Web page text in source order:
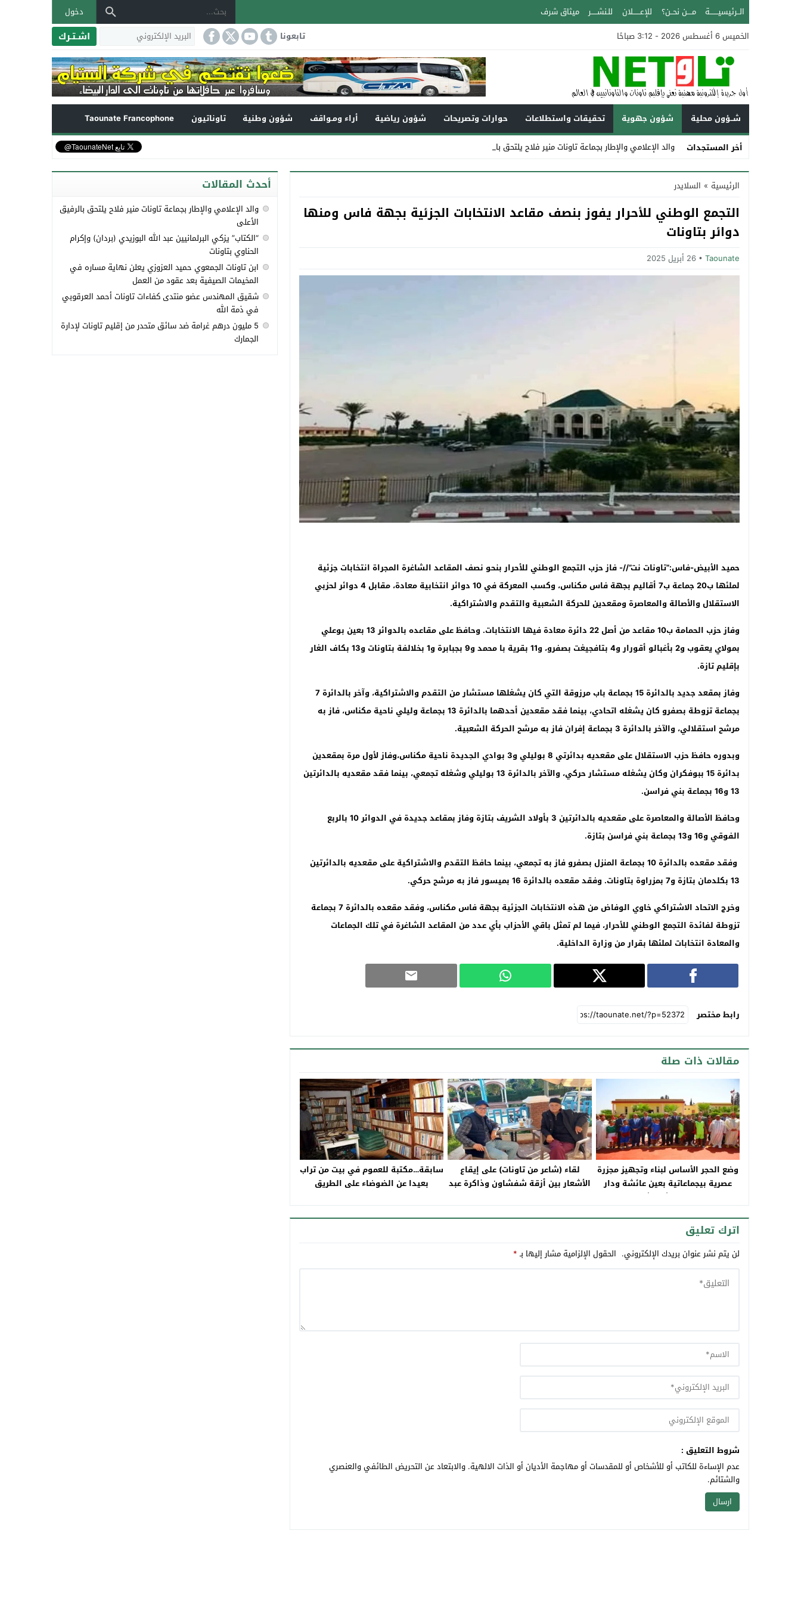
الــرئيسيـــــــة مــــن نحــن؟ للإعــــــلان للـنشـــــر ميثاق شرف
دخول
الخميس 6 أغسطس 2026 - 3:12 صباحًا
تابعونا اشـتـرك
شــؤون محلية شؤون جهوية تحقيقات واستطلاعات حوارات وتصريحات شؤون رياضية أراء ومـواقف شؤون وطنية تاوناتيون
Taounate Francophone
أخر المستجدات
والد الإعلامي والإطار بجماعة تاونات منير فلاح يلتحق بالرفيق الأ _
Stop
Previous
Next
الرئيسية » السلايدر
التجمع الوطني للأحرار يفوز بنصف مقاعد الانتخابات الجزئية بجهة فاس ومنها
دوائر بتاونات
Taounate 26 أبريل 2025
حميد الأبيض-فاس:”تاونات نت”//-فاز حزب التجمع الوطني للأحرار بنحو نصف المقاعد الشاغرة المجراة انتخابات جزئية
لملئها ب20 جماعة ب7 أقاليم بجهة فاس مكناس، وكسب المعركة في 10 دوائر انتخابية معادة، مقابل 4 دوائر لحزبي
الاستقلال والأصالة والمعاصرة ومقعدين للحركة الشعبية والتقدم والاشتراكية.
وفاز حزب الحمامة ب10 مقاعد من أصل 22 دائرة معادة فيها الانتخابات. وحافظ على مقاعده بالدوائر 13 بعين بوعلي
بمولاي يعقوب و2 بأغبالو أقورار و4 بتافجيغت بصفرو، و11 بقرية با محمد و9 بجبابرة و1 بخلالفة بتاونات و13 بكاف الغار
بإقليم تازة.
وفاز بمقعد جديد بالدائرة 15 بجماعة باب مرزوقة التي كان يشغلها مستشار من التقدم والاشتراكية، وآخر بالدائرة 7
بجماعة تزوطة بصفرو كان يشغله اتحادي، بينما فقد مقعدين أحدهما بالدائرة 13 بجماعة وليلي ناحية مكناس، فاز به
مرشح استقلالي، والآخر بالدائرة 3 بجماعة إفران فاز به مرشح الحركة الشعبية.
وبدوره حافظ حزب الاستقلال على مقعديه بدائرتي 8 بوليلي و3 بوادي الجديدة ناحية مكناس،وفاز لأول مرة بمقعدين
بدائرة 15 ببوفكران وكان يشغله مستشار حركي، والآخر بالدائرة 13 بوليلي وشغله تجمعي، بينما فقد مقعديه بالدائرتين
13 و16 بجماعة بني فراسن.
وحافظ الأصالة والمعاصرة على مقعديه بالدائرتين 3 بأولاد الشريف بتازة وفاز بمقاعد جديدة في الدوائر 10 بالربع
الفوقي و16 و13 بجماعة بني فراسن بتازة.
وفقد مقعده بالدائرة 10 بجماعة المنزل بصفرو فاز به تجمعي، بينما حافظ التقدم والاشتراكية على مقعديه بالدائرتين
13 بكلدمان بتازة و7 بمزراوة بتاونات. وفقد مقعده بالدائرة 16 بميسور فاز به مرشح حركي.
وخرج الاتحاد الاشتراكي خاوي الوفاض من هذه الانتخابات الجزئية بجهة فاس مكناس، وفقد مقعده بالدائرة 7 بجماعة
تزوطة لفائدة التجمع الوطني للأحرار، فيما لم تمثل باقي الأحزاب بأي عدد من المقاعد الشاغرة في تلك الجماعات
والمعادة انتخابات لملئها بقرار من وزارة الداخلية.
رابط مختصر
مقالات ذات صلة
وضع الحجر الأساس لبناء وتجهيز مجزرة
عصرية بيجماعاتية بعين عائشة ودار
الطالبة وزيارة ورش مشروع بناء دار
رياضي للقرب المندمج بجماعة بني وليد
لقاء (شاعر من تاونات) على إيقاع
الأشعار بين أزقة شفشاون وذاكرة عبد
سابقة…مكتبة للعموم في بيت من تراب
بعيدا عن الضوضاء على الطريق
اترك تعليق
لن يتم نشر عنوان بريدك الإلكتروني. الحقول الإلزامية مشار إليها بـ*
شروط التعليق :
عدم الإساءة للكاتب أو للأشخاص أو للمقدسات أو مهاجمة الأديان أو الذات الالهية. والابتعاد عن التحريض الطائفي والعنصري
والشتائم.
أحدث المقالات
والد الإعلامي والإطار بجماعة تاونات منير فلاح يلتحق بالرفيق
الأعلى
“الكتاب” يزكي البرلمانيين عبد الله البوزيدي (بردان) وإكرام
الحناوي بتاونات
ابن تاونات الجمعوي حميد العزوزي يعلن نهاية مساره في
المخيمات الصيفية بعد عقود من العمل
شقيق المهندس عضو منتدى كفاءات تاونات أحمد العرقوبي
في ذمة الله
5 مليون درهم غرامة ضد سائق متحدر من إقليم تاونات لإدارة
الجمارك